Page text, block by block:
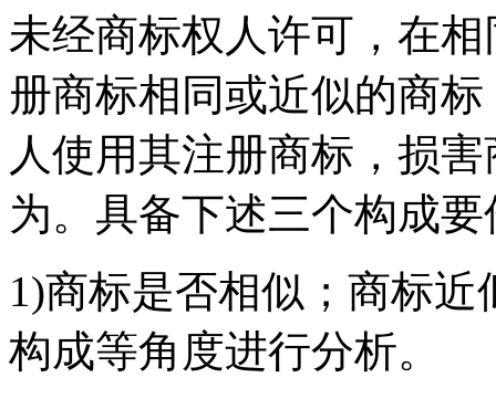
未经商标权人许可，在
册商标相同或近似的商
人使用其注册商标，损
为。具备下述三个构成
1)商标是否相似；商标
构成等角度进行分析。